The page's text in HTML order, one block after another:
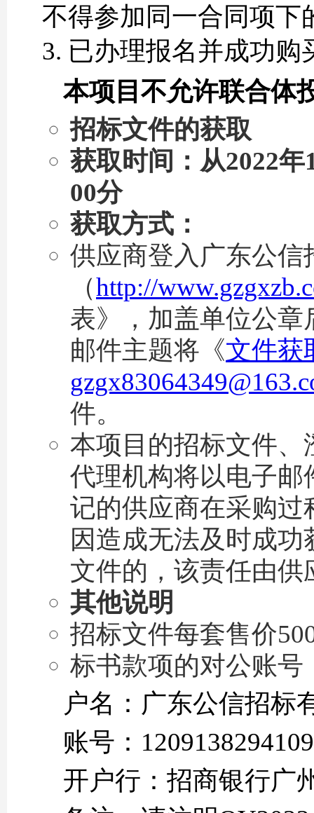
不得参加同一合同项下
已办理报名并成功购
本项目不允许联合体
招标文件的获取
获取时间：从2022年
00分
获取方式：
供应商登入广东公信
（http://
表》，加盖单位公
邮件主题将《文件获
件。
本项目的招标文件
代理机构将以电子
记的供应商在采购
因造成无法及时成
文件的，该责任由供
其他说明
招标文件每套售价
标书款项的对公账号
户名：广东公信招标
账号：
开户行：招商银行广